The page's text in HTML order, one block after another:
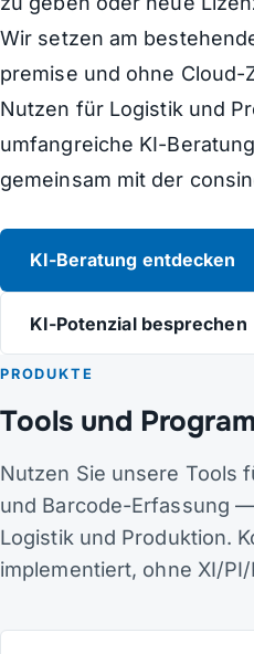
Wir setzen am
premise und ohne Cloud-
Nutzen für Logistik und
umfangreiche KI-
gemeinsam mit der
KI-Beratung entdecken
KI-Potenzial besprechen
PRODUKTE
Tools und
Nutzen Sie unsere Tools
und Barcode-Erfassung
Logistik und Produktion.
implementiert, ohne XI/